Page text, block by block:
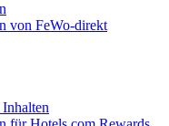
von FeWo-direkt